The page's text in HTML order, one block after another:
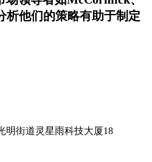
析他们的策略有助于制定
明街道灵星雨科技大厦18